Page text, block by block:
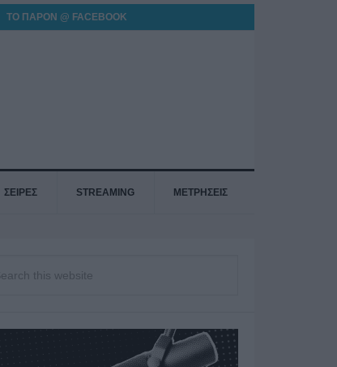
ΤΟ ΠΑΡΟΝ @ FACEBOOK
ΣΕΙΡΕΣ STREAMING ΜΕΤΡΗΣΕΙΣ